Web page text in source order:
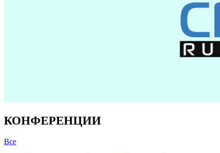
КОНФЕРЕНЦИИ
Все